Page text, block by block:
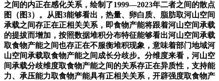
之间的内正在感化关系，绘制了1999—2023年二者之间的散点
图（图3）。从图3能够看出，热量、卵白质、脂肪取河山空间
承载之间存正在正相关关系，即食物产能将跟着河山空间承载
的提拔而增加，按照数据堆积分布特征能够看出河山空间承载
取食物产能之间也存正在不服衡堆积现象，意味着部门地域河
山空间承载取食物产能之间成长分歧步。分维度来看，河山空
间承载分歧维度取食物产能之间的关系存正在异质性，支持能
力、承压能力取食物产能具有正相关关系，开辟强度取食物产